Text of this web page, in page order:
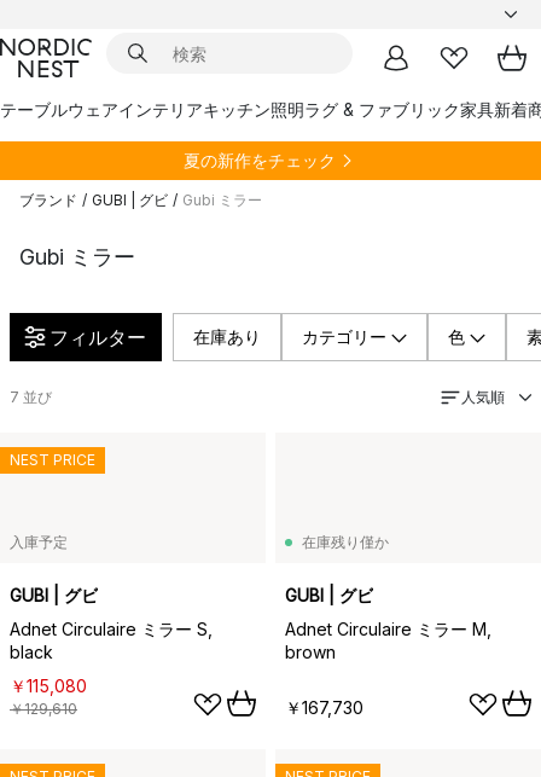
テーブルウェアインテリアキッチン照明ラグ & ファブリック家具新着
夏の新作をチェック
ブランド / GUBI | グビ / Gubi ミラー
Gubi ミラー
フィルター 在庫あり カテゴリー 色
7 並び 人気順
入庫予定
GUBI | グビ
Adnet Circulaire ミラー S,
black
￥115,080
￥129,610
NEST PRICE
在庫残り僅か
GUBI | グビ
Adnet Circulaire ミラー M,
brown
￥167,730